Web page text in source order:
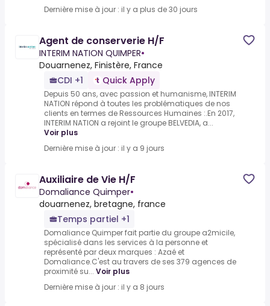
Dernière mise à jour : il y a plus de 30 jours
Agent de conserverie H/F
INTERIM NATION QUIMPER•
Douarnenez, Finistère, France
CDI +1
Quick Apply
Depuis 50 ans, avec passion et humanisme, INTERIM
NATION répond à toutes les problématiques de nos
clients en termes de Ressources Humaines :.En 2017,
INTERIM NATION a rejoint le groupe BELVEDIA, a...
Voir plus
Dernière mise à jour : il y a 9 jours
Auxiliaire de Vie H/F
Domaliance Quimper•
douarnenez, bretagne, france
Temps partiel +1
Domaliance Quimper fait partie du groupe a2micile,
spécialisé dans les services à la personne et
représenté par deux marques : Azaé et
Domaliance.C'est au travers de ses 379 agences de
proximité su... Voir plus
Dernière mise à jour : il y a 8 jours